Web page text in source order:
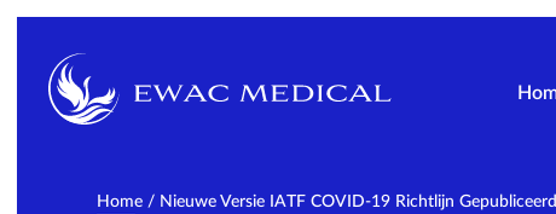
Home / Nieuwe Versie IATF COVID-19 Richtlijn Gepubliceerd